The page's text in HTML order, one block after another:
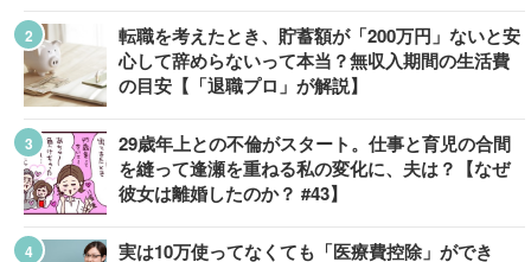
転職を考えたとき、貯蓄額が「200万円」ないと安
心して辞めらないって本当？無収入期間の生活費
の目安【「退職プロ」が解説】
29歳年上との不倫がスタート。仕事と育児の合間
を縫って逢瀬を重ねる私の変化に、夫は？【なぜ
彼女は離婚したのか？ #43】
実は10万使ってなくても「医療費控除」ができ